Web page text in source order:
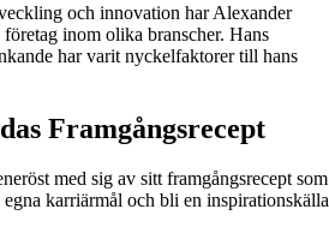
och innovation har Alexander
inom olika branscher. Hans
har varit nyckelfaktorer till hans
Framgångsrecept
med sig av sitt framgångsrecept som
karriärmål och bli en inspirationskälla